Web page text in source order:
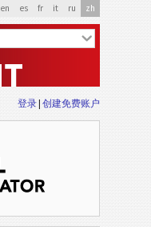
en es fr it ru zh
登录 创建免费账户